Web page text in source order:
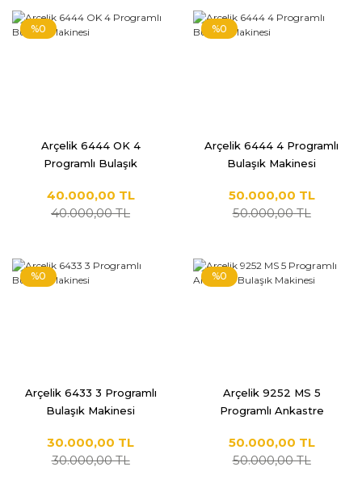
%0
Arçelik 6444 OK 4
Programlı Bulaşık
40.000,00 TL
40.000,00 TL
%0
Arçelik 6444 4 Programlı
Bulaşık Makinesi
50.000,00 TL
50.000,00 TL
%0
Arçelik 6433 3 Programlı
Bulaşık Makinesi
30.000,00 TL
30.000,00 TL
%0
Arçelik 9252 MS 5
Programlı Ankastre
50.000,00 TL
50.000,00 TL